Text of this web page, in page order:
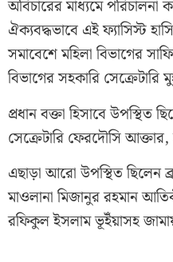
অবিচারের মাধ্যমে
ঐক্যবদ্ধভাবে এই ফ্যাসিস্ট
সমাবেশে মহিলা বিভাগের
বিভাগের সহকারি সেক্রেটারি
প্রধান বক্তা হিসাবে উপস্থিত
সেক্রেটারি ফেরদৌসি আক্তার,
এছাড়া আরো উপস্থিত ছিলেন
মাওলানা মিজানুর রহমান
রফিকুল ইসলাম ভূইঁয়াসহ